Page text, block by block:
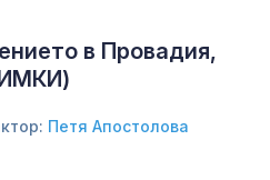
в Провадия,
Петя Апостолова